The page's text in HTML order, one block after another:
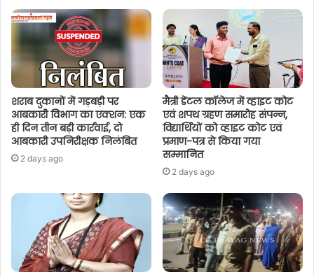
शराब दुकानों में गड़बड़ी पर
आबकारी विभाग का एक्शन: एक
ही दिन तीन बड़ी कार्रवाई, दो
आबकारी उपनिरीक्षक निलंबित
2 days ago
मैत्री डेंटल कॉलेज में व्हाइट कोट
एवं शपथ ग्रहण समारोह संपन्न,
विद्यार्थियों को व्हाइट कोट एवं
प्रमाण-पत्र से किया गया
सम्मानित
2 days ago